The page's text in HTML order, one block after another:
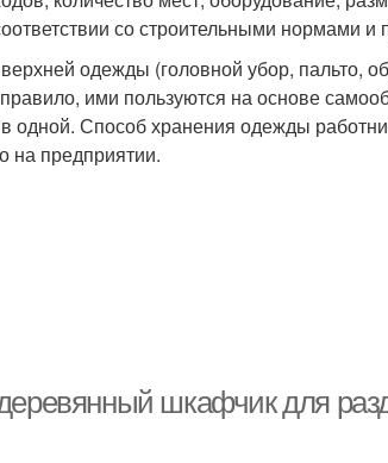
со строительными нормами и
одежды (головной убор, пальто,
ими пользуются на основе
одной. Способ хранения одежды
на предприятии.
шкафчик для